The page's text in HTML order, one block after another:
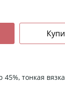
тонкая вязка